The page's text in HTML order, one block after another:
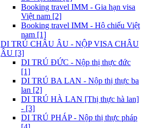
Booking travel IMM - Gia hạn visa
Việt nam [2]
Booking travel IMM - Hộ chiếu Việt
nam [1]
DI TRÚ CHÂU ÂU - NỘP VISA CHÂU
ÂU [3]
DI TRÚ ĐỨC - Nộp thị thực đức
[1]
DI TRÚ BA LAN - Nộp thị thực ba
lan [2]
DI TRÚ HÀ LAN [Thị thực hà lan]
- [3]
DI TRÚ PHÁP - Nộp thị thực pháp